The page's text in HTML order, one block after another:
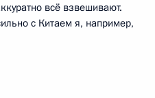
всё взвешивают.
с Китаем я, например,